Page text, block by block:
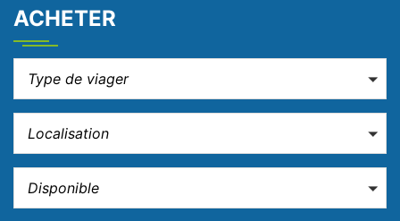
ACHETER
Type de viager
Localisation
Disponible